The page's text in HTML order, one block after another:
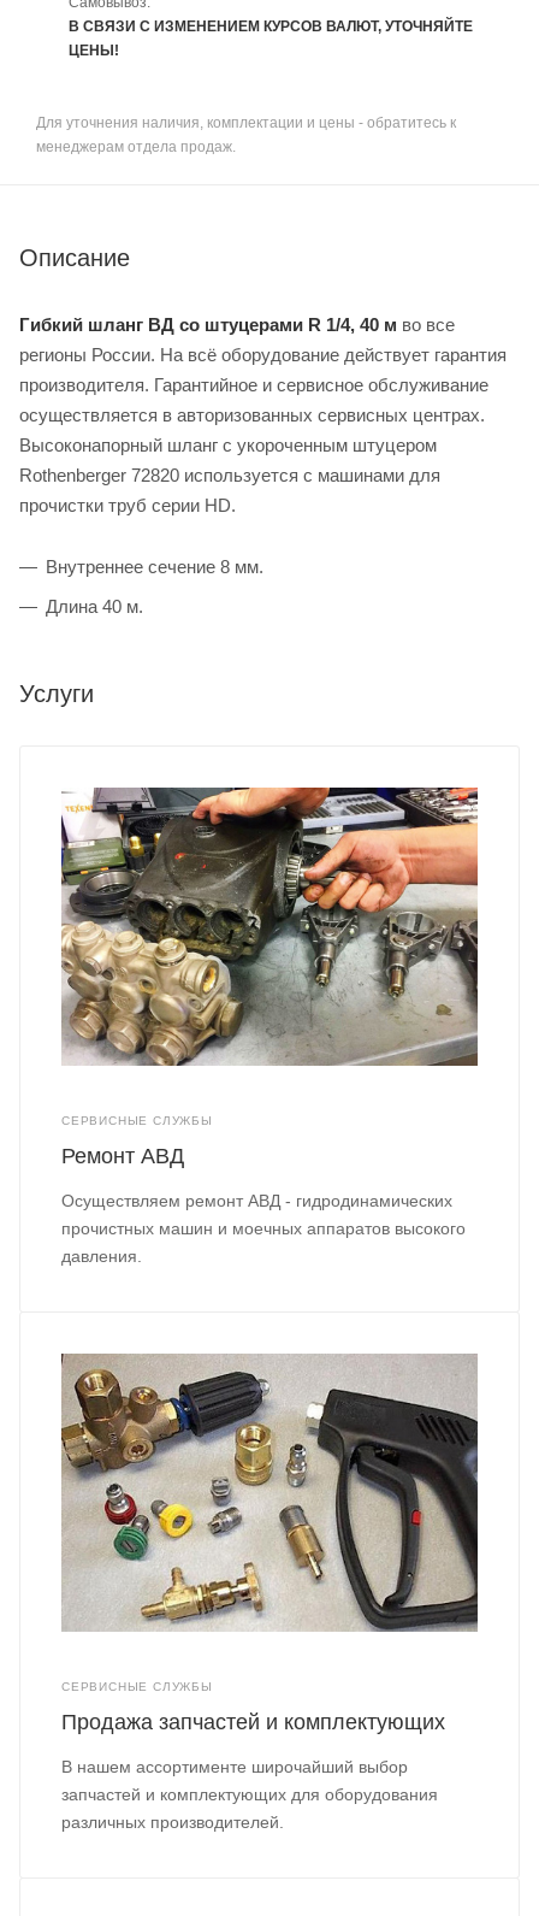
В СВЯЗИ С ИЗМЕНЕНИЕМ КУРСОВ ВАЛЮТ, УТОЧНЯЙТЕ
ЦЕНЫ!
Для уточнения наличия, комплектации и цены - обратитесь к
менеджерам отдела продаж.
Описание
Гибкий шланг ВД со штуцерами R 1/4, 40 м во все
регионы России. На всё оборудование действует гарантия
производителя. Гарантийное и сервисное обслуживание
осуществляется в авторизованных сервисных центрах.
Высоконапорный шланг с укороченным штуцером
Rothenberger 72820 используется с машинами для
прочистки труб серии HD.
Внутреннее сечение 8 мм.
Длина 40 м.
Услуги
СЕРВИСНЫЕ СЛУЖБЫ
Ремонт АВД
Осуществляем ремонт АВД - гидродинамических
прочистных машин и моечных аппаратов высокого
давления.
СЕРВИСНЫЕ СЛУЖБЫ
Продажа запчастей и комплектующих
В нашем ассортименте широчайший выбор
запчастей и комплектующих для оборудования
различных производителей.